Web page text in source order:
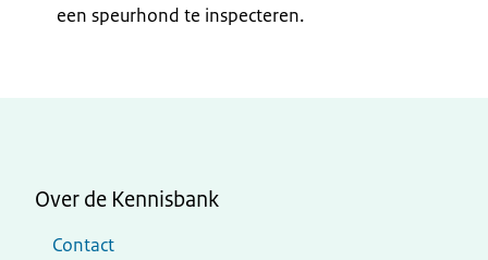
een speurhond te inspecteren.
Over de Kennisbank
Contact